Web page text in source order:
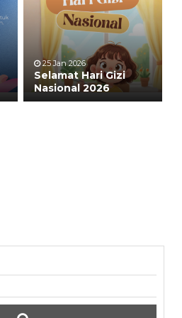
25 Jan 2026
Selamat Hari Gizi
Nasional 2026